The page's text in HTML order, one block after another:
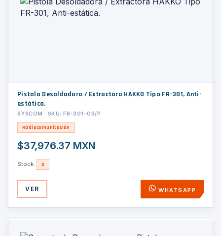
Pistola Desoldadora / Extractora HAKKO Tipo FR-301, Anti-
estática.
SYSCOM · SKU: FR-301-03/P
Radiocomunicación
$37,976.37 MXN
Stock: 0
VER WHATSAPP